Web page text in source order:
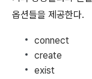
옵션들을 제공한다.
connect
create
exist